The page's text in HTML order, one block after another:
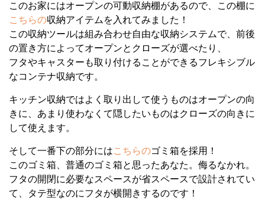
このお家にはオープンの可動収納棚があるので、この棚に
こちらの収納アイテムを入れてみました！
この収納ツールは組み合わせ自由な収納システムで、前後
の置き方によってオープンとクローズが選べたり、
フタやキャスターも取り付けることができるフレキシブル
なコンテナ収納です。
キッチン収納ではよく取り出して使うものはオープンの向
きに、あまり使わなくて隠したいものはクローズの向きに
して使えます。
そして一番下の部分にはこちらのゴミ箱を採用！
このゴミ箱、普通のゴミ箱と思ったあなた。侮るなかれ。
フタの開閉に必要なスペースが省スペースで設計されてい
て、タテ型なのにフタが横開きするのです！